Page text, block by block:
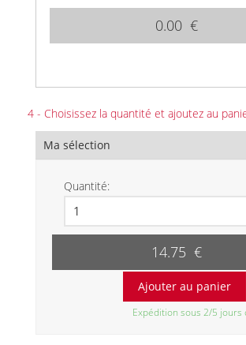
0.00 €
4 - Choisissez la quantité et ajoutez au
Ma sélection
Quantité:
14.75 €
Expédition sous 2/5 jours